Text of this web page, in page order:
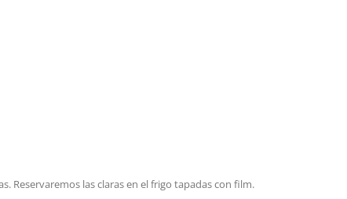
Reservaremos las claras en el frigo tapadas con film.